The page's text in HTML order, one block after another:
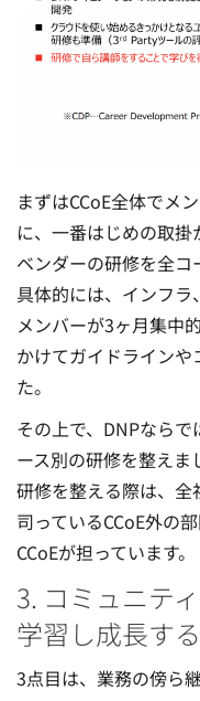
まずはCCoE全体でメ
に、一番はじめの取
ベンダーの研修を全コ
具体的には、インフ
メンバーが3ヶ月集中
かけてガイドライン
た。
その上で、DNPなら
ース別の研修を整えま
研修を整える際は、
司っているCCoE外の
CCoEが担っています。
3. コミュニテ
学習し成長する
3点目は、業務の傍ら